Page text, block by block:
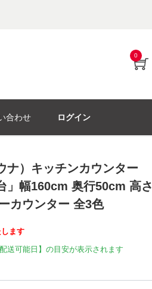
0
合わせ ログイン
ナ）キッチンカウンター
」幅160cm 奥行50cm 高さ
カウンター 全3色
ます
送可能日】の目安が表示されます